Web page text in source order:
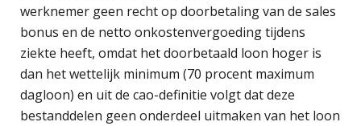
werknemer geen recht op doorbetaling van de sales
bonus en de netto onkostenvergoeding tijdens
ziekte heeft, omdat het doorbetaald loon hoger is
dan het wettelijk minimum (70 procent maximum
dagloon) en uit de cao-definitie volgt dat deze
bestanddelen geen onderdeel uitmaken van het loon
Bart Koreman